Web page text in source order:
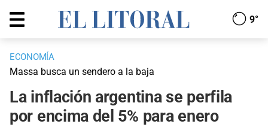
9°
ECONOMÍA
Massa busca un sendero a la baja
La inflación argentina se perfila
por encima del 5% para enero